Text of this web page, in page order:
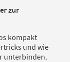
zur
kompakt
und wie
unterbinden.